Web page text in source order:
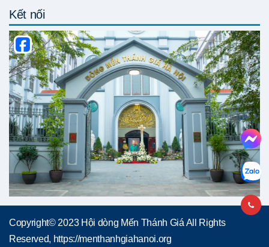
Kết nối
Copyright© 2023 Hội dòng Mến Thánh Giá All Rights
Reserved, https://menthanhgiahanoi.org